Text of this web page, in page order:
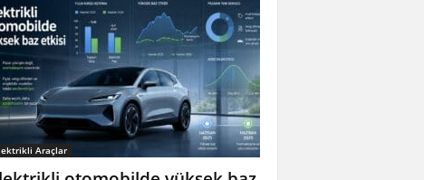
Araçlar